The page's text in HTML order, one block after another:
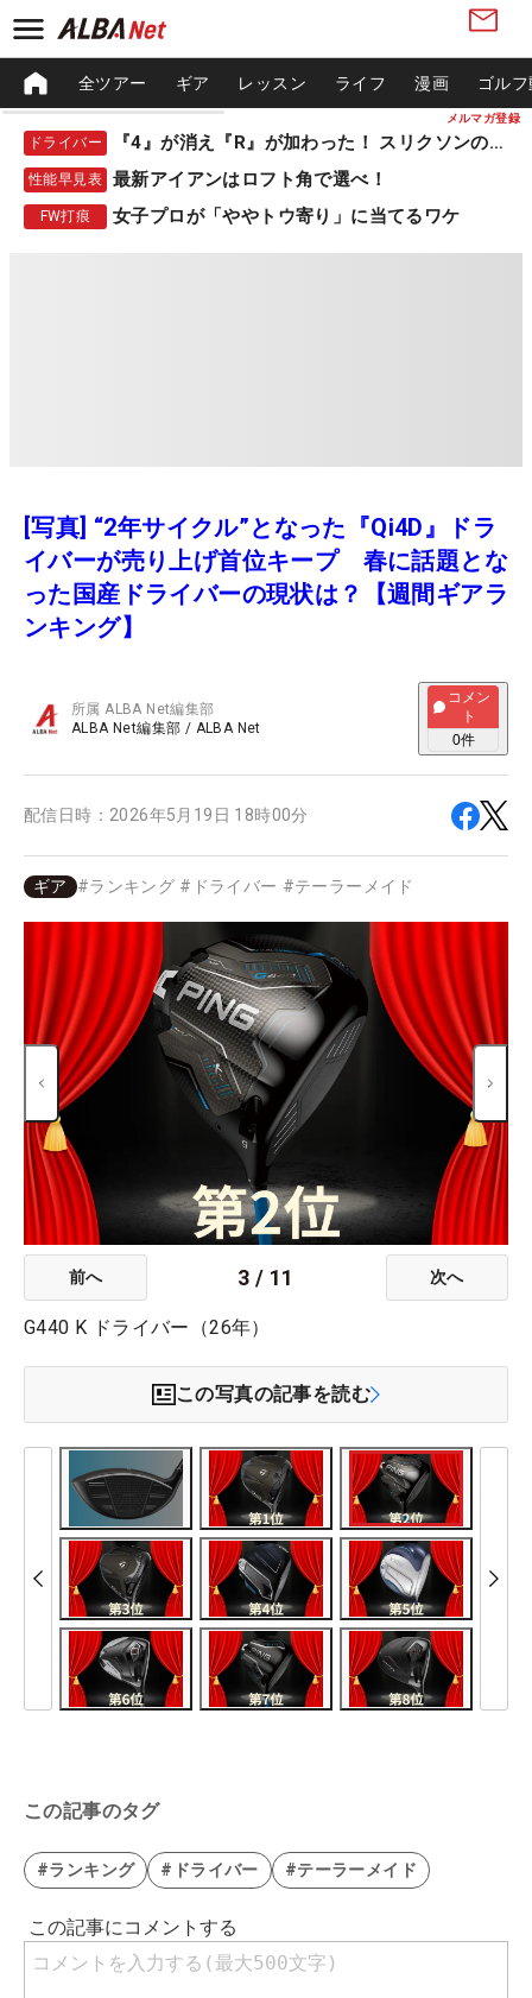
メルマガ登録
全ツアー ギア レッスン ライフ 漫画 ゴル
ドライバー 『4』が消え『R』が加わった！ スリクソンの新作
性能早見表 最新アイアンはロフト角で選べ！
FW打痕 女子プロが「ややトウ寄り」に当てるワケ
[写真] “2年サイクル”となった『Qi4D』ドラ
イバーが売り上げ首位キープ 春に話題とな
った国産ドライバーの現状は？【週間ギアラ
ンキング】
所属ALBA Net編集部
ALBA Net編集部 / ALBA Net
コメン
ト
0件
配信日時： 2026年5月19日 18時00分
ギア #ランキング # ドライバー #テーラーメイド
前へ 3 / 11 次へ
G440 K ドライバー（26年）
この写真の記事を読む
この記事のタグ
#ランキング #ドライバー #テーラーメイド